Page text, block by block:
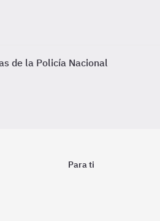
de la Policía Nacional
Para ti